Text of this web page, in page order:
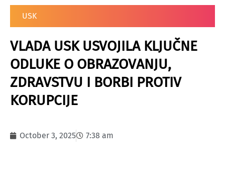
USK
VLADA USK USVOJILA KLJUČNE
ODLUKE O OBRAZOVANJU,
ZDRAVSTVU I BORBI PROTIV
KORUPCIJE
October 3, 2025 7:38 am